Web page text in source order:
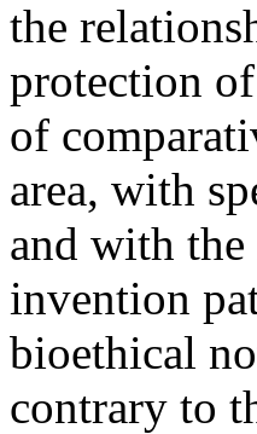
the
protection
of
area, with
and with
invention
bioethical
contrary to